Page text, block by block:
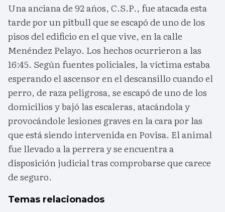
Una anciana de 92 años, C.S.P., fue atacada esta
tarde por un pitbull que se escapó de uno de los
pisos del edificio en el que vive, en la calle
Menéndez Pelayo. Los hechos ocurrieron a las
16:45. Según fuentes policiales, la víctima estaba
esperando el ascensor en el descansillo cuando el
perro, de raza peligrosa, se escapó de uno de los
domicilios y bajó las escaleras, atacándola y
provocándole lesiones graves en la cara por las
que está siendo intervenida en Povisa. El animal
fue llevado a la perrera y se encuentra a
disposición judicial tras comprobarse que carece
de seguro.
Temas relacionados